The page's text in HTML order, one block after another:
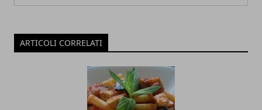
ARTICOLI CORRELATI